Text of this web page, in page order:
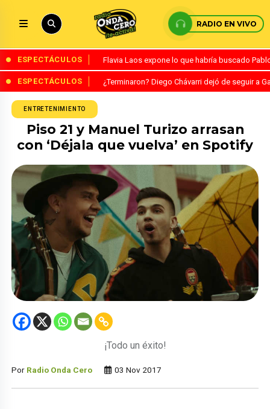
RADIO EN VIVO
ESPECTÁCULOS Flavia Laos expone lo que habría buscado
ESPECTÁCULOS ¿Terminaron? Diego Chávarri dejó de seguir a
ENTRETENIMIENTO
Piso 21 y Manuel Turizo arrasan
con ‘Déjala que vuelva’ en Spotify
¡Todo un éxito!
Por Radio Onda Cero 03 Nov 2017